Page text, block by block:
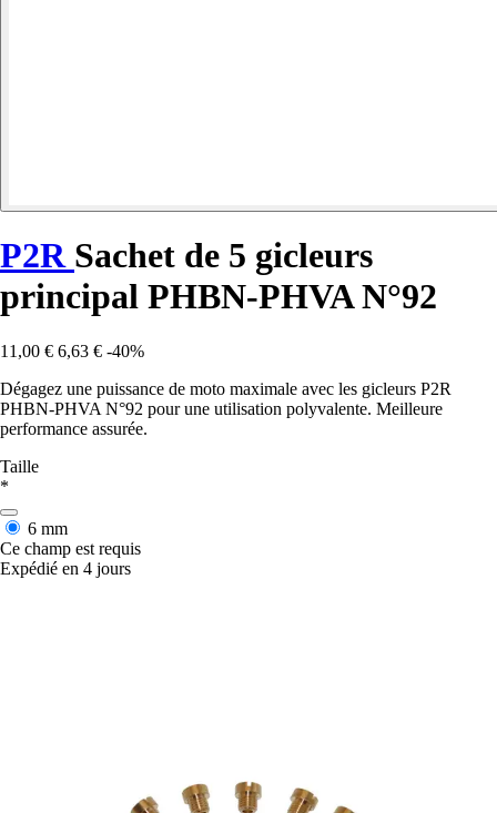
P2R Sachet de 5 gicleurs
principal PHBN-PHVA N°92
11,00 € 6,63 € -40%
Dégagez une puissance de moto maximale avec les gicleurs P2R
PHBN-PHVA N°92 pour une utilisation polyvalente. Meilleure
performance assurée.
Taille
*
6 mm
Ce champ est requis
Expédié en 4 jours